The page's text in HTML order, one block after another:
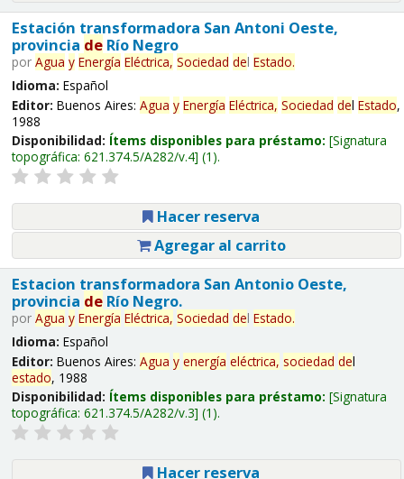
Estación transformadora San Antoni Oeste,
provincia deRío Negro
por Agua y Energía Eléctrica, Sociedad del Estado.
Idioma: Español
Editor: Buenos Aires: Agua y Energía Eléctrica, Sociedad del Estado,
1988
Disponibilidad: Ítems disponibles para préstamo: Signatura
topográfica: 621.374.5/A282/v.4 (1).
Hacer reserva
Agregar al carrito
Estacion transformadora San Antonio Oeste,
provincia deRío Negro.
por Agua y Energía Eléctrica, Sociedad del Estado.
Idioma: Español
Editor: Buenos Aires: Agua y energía eléctrica, sociedad del
estado, 1988
Disponibilidad: Ítems disponibles para préstamo: Signatura
topográfica: 621.374.5/A282/v.3 (1).
Hacer reserva